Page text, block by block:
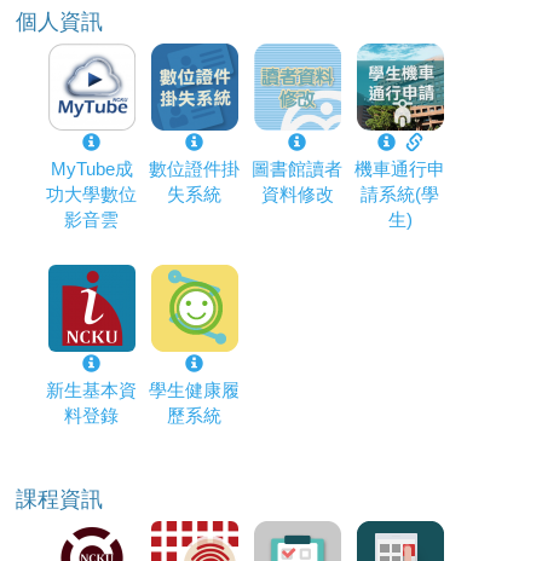
個人資訊
MyTube成
功大學數位
影音雲
數位證件掛
失系統
圖書館讀者
資料修改
機車通行申
請系統(學
生)
新生基本資
料登錄
學生健康履
歷系統
課程資訊